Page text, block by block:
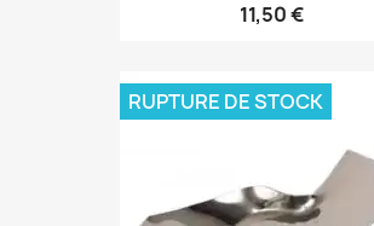
11,50 €
RUPTURE DE STOCK